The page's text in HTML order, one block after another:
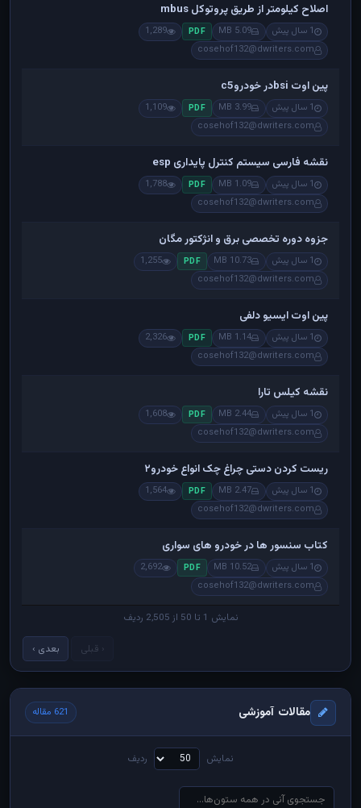
اصلاح کیلومتر از طریق پروتوکل mbus
1 سال پیش 5.09 MB
PDF
1,289
cosehof132@dwriters.com
پین اوت bsiدر خودروc5
1 سال پیش 3.99 MB
PDF
1,109
cosehof132@dwriters.com
نقشه فارسی سیستم کنترل پایداری esp
1 سال پیش 1.09 MB
PDF
1,788
cosehof132@dwriters.com
جزوه دوره تخصصی برق و انژکتور مگان
1 سال پیش 10.73 MB
PDF
1,255
cosehof132@dwriters.com
پین اوت ایسیو دلفی
1 سال پیش 1.14 MB
PDF
2,326
cosehof132@dwriters.com
نقشه کیلس تارا
1 سال پیش 2.44 MB
PDF
1,608
cosehof132@dwriters.com
ریست کردن دستی چراغ چک انواع خودرو۲
1 سال پیش 2.47 MB
PDF
1,564
cosehof132@dwriters.com
کتاب سنسور ها در خودرو های سواری
1 سال پیش 10.52 MB
PDF
2,692
cosehof132@dwriters.com
نمایش 1 تا 50 از 2,505 ردیف
‹ قبلی بعدی ›
مقالات آموزشی 621 مقاله
نمایش ردیف